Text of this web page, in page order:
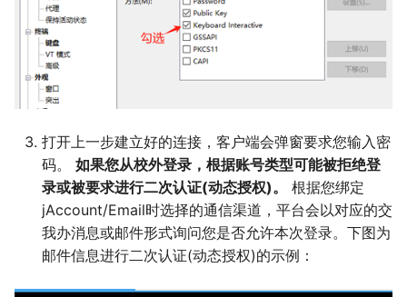
打开上一步建立好的连接，客户端会弹窗要求您输入密
码。 如果您从校外登录，根据账号类型可能被拒绝登
录或被要求进行二次认证(动态授权)。
根据您绑定
jAccount/Email时选择的通信渠道，平台会以对应的交
我办消息或邮件形式询问您是否允许本次登录。下图为
邮件信息进行二次认证(动态授权)的示例：